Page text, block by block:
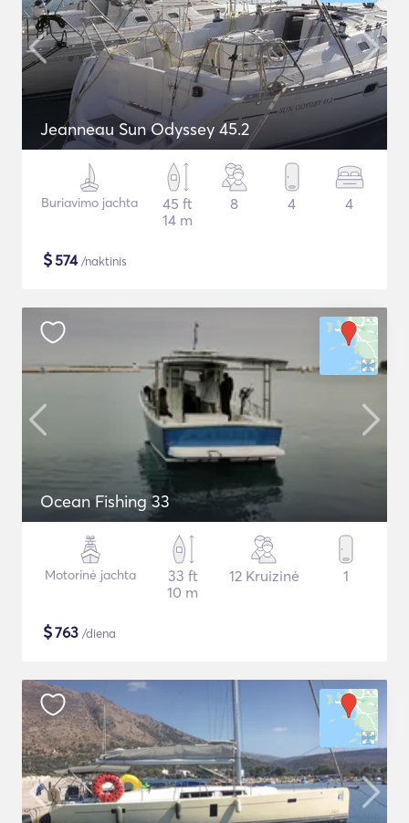
Jeanneau Sun Odyssey 45.2
Buriavimo jachta
45 ft
14 m
8 4 4
$574/naktinis
Ocean Fishing 33
Motorinė jachta
33 ft
10 m
12 Kruizinė 1
$763 /diena